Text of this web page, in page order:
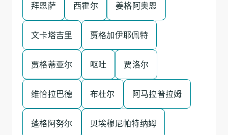
拜恩萨 西霍尔 姜格阿奥恩
文卡塔吉里 贾格加伊耶佩特
贾格蒂亚尔 呕吐 贾洛尔
维恰拉巴德 布杜尔 阿马拉普拉姆
蓬格阿努尔 贝埃穆尼帕特纳姆